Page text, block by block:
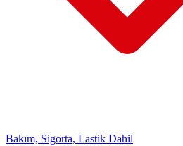
Bakım, Sigorta, Lastik Dahil